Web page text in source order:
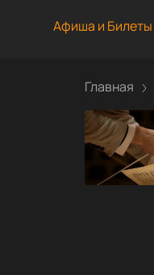
Афиша и Билеты
Главная